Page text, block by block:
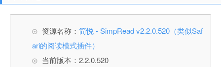
资源名称： 简悦 - SimpRead v2.2.0.520（类似Saf
ari的阅读模式插件）
当前版本：2.2.0.520